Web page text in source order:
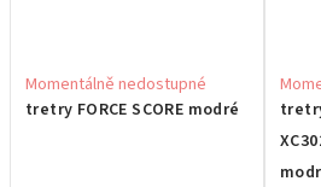
tretry FORCE SCORE modré
Momentálně nedostupné